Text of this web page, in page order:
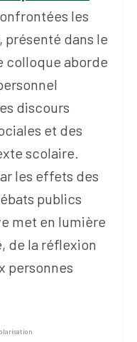
les
présenté dans le
colloque aborde
discours
et des
scolaire.
les effets des
publics
met en lumière
de la réflexion
personnes